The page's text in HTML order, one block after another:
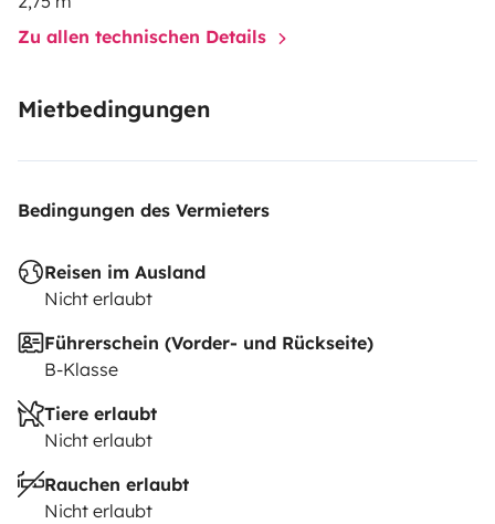
Zu allen technischen Details
Mietbedingungen
Bedingungen des Vermieters
Reisen im Ausland
Nicht erlaubt
Führerschein (Vorder- und Rückseite)
B-Klasse
Tiere erlaubt
Nicht erlaubt
Rauchen erlaubt
Nicht erlaubt